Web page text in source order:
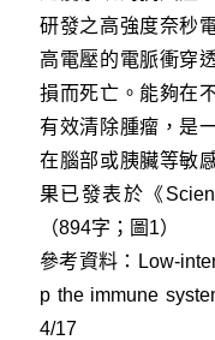
研發之高強度奈秒
高電壓的電脈衝穿
損而死亡。能夠在
有效清除腫瘤，是
在腦部或胰臟等敏
果已發表於《
（894字；圖1）
參考資料： Low-
p the immune
4/17